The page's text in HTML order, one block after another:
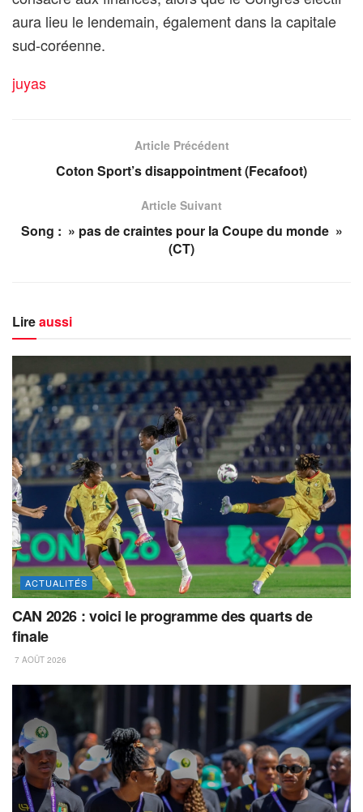
aura lieu le lendemain, également dans la capitale
sud-coréenne.
juyas
Article Précédent
Coton Sport’s disappointment (Fecafoot)
Article Suivant
Song : » pas de craintes pour la Coupe du monde »
(CT)
Lireaussi
ACTUALITÉS
CAN 2026 : voici le programme des quarts de
finale
7 AOÛT 2026